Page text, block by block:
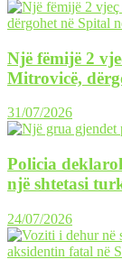
Një fëmijë 2
Mitrovicë,
31/07/2026
Policia
një shtetasi
24/07/2026